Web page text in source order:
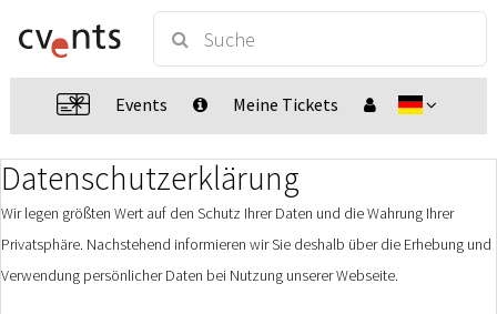
Events Meine Tickets
Datenschutzerklärung
Wir legen größten Wert auf den Schutz Ihrer Daten und die Wahrung Ihrer
Privatsphäre. Nachstehend informieren wir Sie deshalb über die Erhebung und
Verwendung persönlicher Daten bei Nutzung unserer Webseite.